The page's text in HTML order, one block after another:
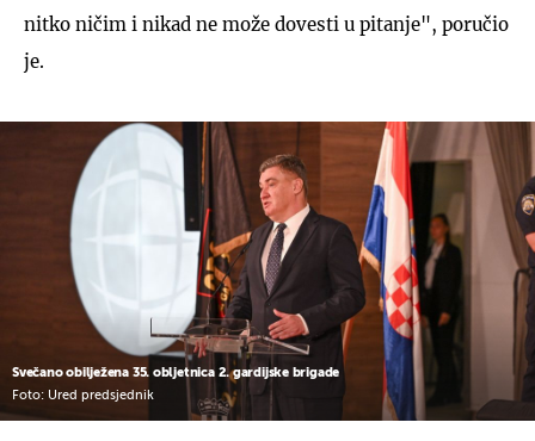
nitko ničim i nikad ne može dovesti u pitanje", poručio
je.
Svečano obilježena 35. obljetnica 2. gardijske brigade
Foto: Ured predsjednik